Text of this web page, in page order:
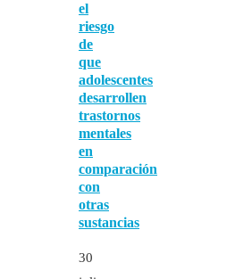
el
riesgo
de
que
adolescentes
desarrollen
trastornos
mentales
en
comparación
con
otras
sustancias
30